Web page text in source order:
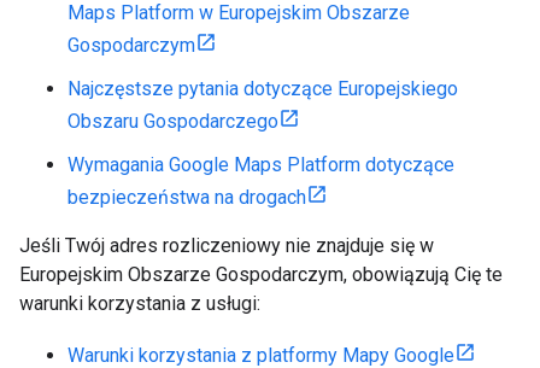
Maps Platform w Europejskim Obszarze
Gospodarczym
Najczęstsze pytania dotyczące Europejskiego
Obszaru Gospodarczego
Wymagania Google Maps Platform dotyczące
bezpieczeństwa na drogach
Jeśli Twój adres rozliczeniowy nie znajduje się w
Europejskim Obszarze Gospodarczym, obowiązują Cię te
warunki korzystania z usługi:
Warunki korzystania z platformy Mapy Google